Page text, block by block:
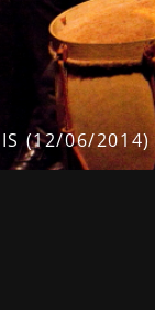
(12/06/2014)